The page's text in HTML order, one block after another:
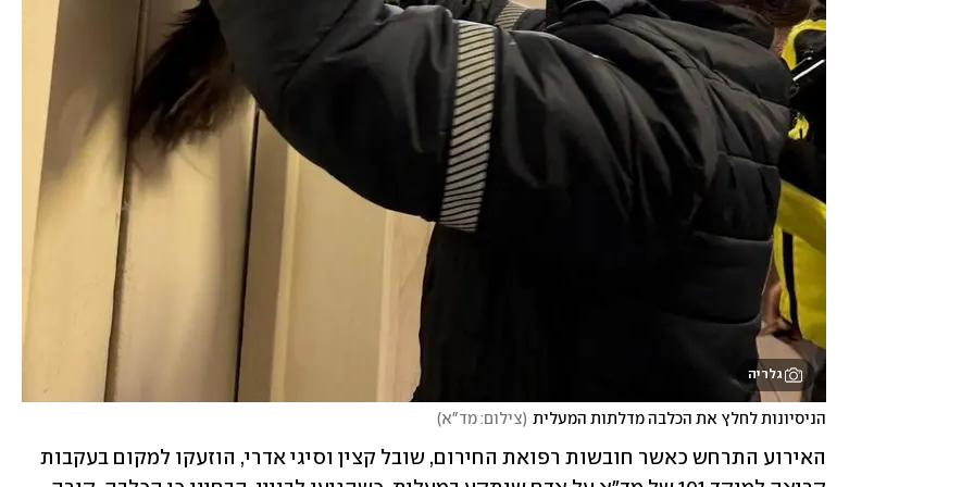
גלריה
הניסיונות לחלץ את הכלבה מדלתות המעלית (צילום: מד"א)